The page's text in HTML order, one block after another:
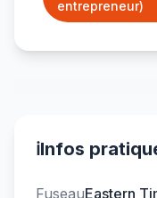
entrepreneur)
ℹ️Infos
FuseauEastern